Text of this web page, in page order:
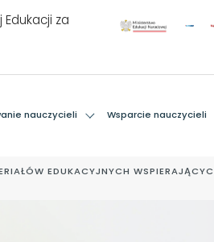
Edukacji za
nauczycieli Wsparcie nauczycieli
EDUKACYJNYCH